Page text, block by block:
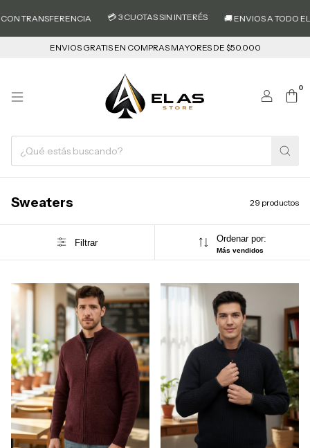
💳 3 CUOTAS SIN INTERÉS 🚚 ENVIOS A TODO EL PAIS
ENVIOS GRATIS EN COMPRAS MAYORES DE $50.000
0
Sweaters 29 productos
Filtrar Ordenar por:
Más vendidos